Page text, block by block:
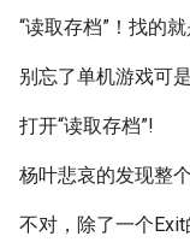
“读取存档”！找的就
别忘了单机游戏可
打开“读取存档”!
杨叶悲哀的发现整
不对，除了一个